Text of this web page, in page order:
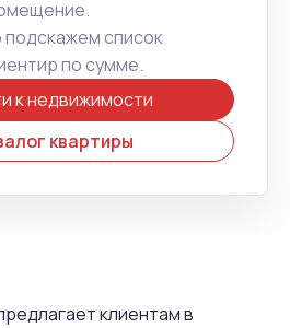
список
по сумме.
к недвижимости
квартиры
клиентам в